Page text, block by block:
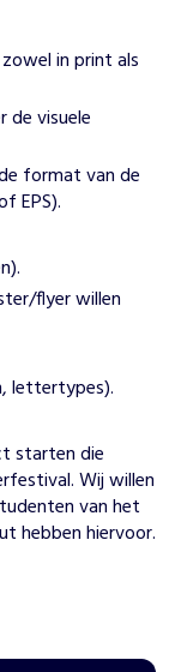
in print als
de visuele
format van de
EPS).
flyer willen
lettertypes).
starten die
Wij willen
van het
hebben hiervoor.